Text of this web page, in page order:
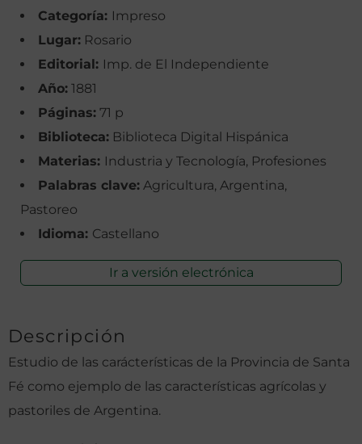
Categoría: Impreso
Lugar: Rosario
Editorial: Imp. de El Independiente
Año: 1881
Páginas: 71 p
Biblioteca: Biblioteca Digital Hispánica
Materias: Industria y Tecnología, Profesiones
Palabras clave: Agricultura, Argentina,
Pastoreo
Idioma: Castellano
Ir a versión electrónica
Descripción
Estudio de las carácterísticas de la Provincia de Santa
Fé como ejemplo de las características agrícolas y
pastoriles de Argentina.